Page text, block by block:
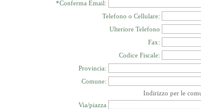
*Conferma Email:
Telefono o Cellulare:
Ulteriore Telefono
Fax:
Codice Fiscale:
Provincia:
Comune:
Indirizzo per le
Via/piazza